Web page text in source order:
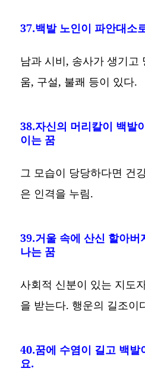
37.백발 노인이 파안대소
남과 시비, 송사가 생기고
움, 구설, 불쾌 등이 있다.
38.자신의 머리칼이 백발
이는 꿈
그 모습이 당당하다면 건
은 인격을 누림.
39.거울 속에 산신 할아
나는 꿈
사회적 신분이 있는 지도
을 받는다. 행운의 길조이
40.꿈에 수염이 길고 백발
요.